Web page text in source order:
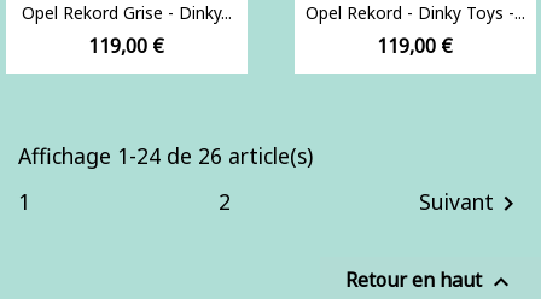
Opel Rekord Grise - Dinky...
Prix
119,00 €
Opel Rekord - Dinky Toys -...
Prix
119,00 €
Affichage 1-24 de 26 article(s)
1
2 Suivant 
Retour en haut 